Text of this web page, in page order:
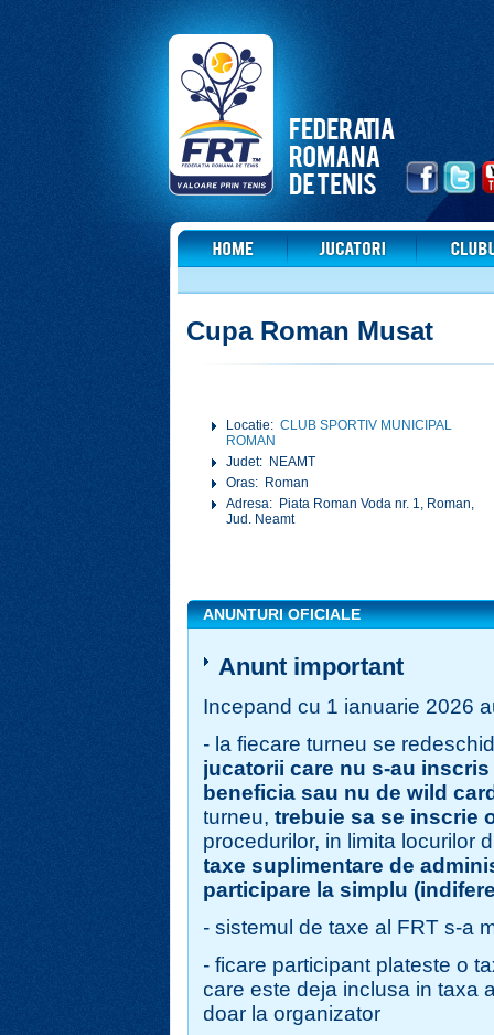
Cupa Roman Musat
Locatie:CLUB SPORTIV MUNICIPAL
ROMAN
Judet: NEAMT
Oras: Roman
Adresa: Piata Roman Voda nr. 1, Roman,
Jud. Neamt
ANUNTURI OFICIALE
Anunt important
Incepand cu 1 ianuarie 2026
- la fiecare turneu se
jucatorii care nu s-au
beneficia sau nu de wild
turneu,trebuie sa se inscrie
procedurilor, in limita locurilor
taxe suplimentare de
participare la simplu
- sistemul de taxe al FRT s-a
- ficare participant plateste o
care este deja inclusa in taxa
doar la organizator